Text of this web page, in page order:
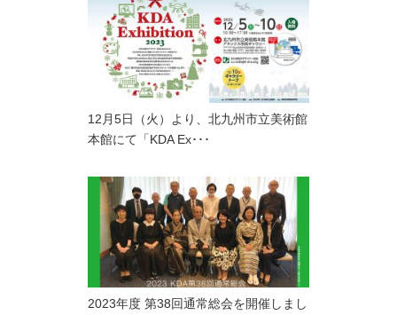
12月5日（火）より、北九州市立美術館
本館にて「KDA Ex･･･
2023年度 第38回通常総会を開催しまし